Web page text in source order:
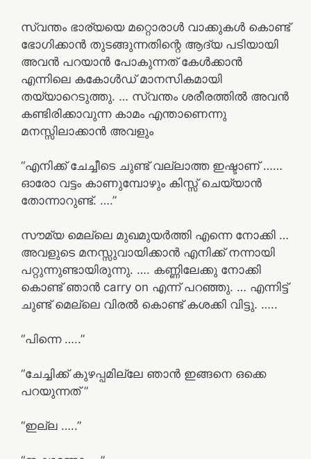
സ്വന്തം ഭാര്യയെ മറ്റൊരാൾ വാക്കുകൾ കൊണ്ട്
ഭോഗിക്കാൻ തുടങ്ങുന്നതിന്റെ ആദ്യ പടിയായി
അവൻ പറയാൻ പോകുന്നത് കേൾക്കാൻ
എന്നിലെ കകോൾഡ് മാനസികമായി
തയ്യാറെടുത്തു. … സ്വന്തം ശരീരത്തിൽ അവൻ
കണ്ടിരിക്കാവുന്ന കാമം എന്താണെന്നു
മനസ്സിലാക്കാൻ അവളും
“എനിക്ക് ചേച്ചീടെ ചുണ്ട് വല്ലാത്ത ഇഷ്ടാണ് ……
ഓരോ വട്ടം കാണുമ്പോഴും കിസ്സ് ചെയ്യാൻ
തോന്നാറുണ്ട്. ….”
സൗമ്യ മെല്ലെ മുഖമുയർത്തി എന്നെ നോക്കി …
അവളുടെ മനസ്സുവായിക്കാൻ എനിക്ക് നന്നായി
പറ്റുന്നുണ്ടായിരുന്നു. …. കണ്ണിലേക്കു നോക്കി
കൊണ്ട് ഞാൻ carry on എന്ന് പറഞ്ഞു. … എന്നിട്ട്
ചുണ്ട് മെല്ലെ വിരൽ കൊണ്ട് കശക്കി വിട്ടു. …..
“പിന്നെ …..”
“ചേച്ചിക്ക് കുഴപ്പമില്ലേ ഞാൻ ഇങ്ങനെ ഒക്കെ
പറയുന്നത് ”
“ഇല്ല …..”